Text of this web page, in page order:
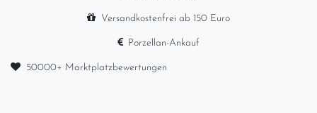
Versandkostenfrei ab 150 Euro
Porzellan-Ankauf
50000+ Marktplatzbewertungen